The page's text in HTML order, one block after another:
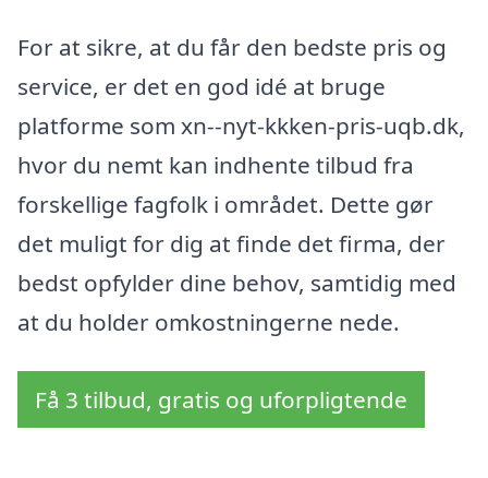
For at sikre, at du får den bedste pris og
service, er det en god idé at bruge
platforme som xn--nyt-kkken-pris-uqb.dk,
hvor du nemt kan indhente tilbud fra
forskellige fagfolk i området. Dette gør
det muligt for dig at finde det firma, der
bedst opfylder dine behov, samtidig med
at du holder omkostningerne nede.
Få 3 tilbud, gratis og uforpligtende